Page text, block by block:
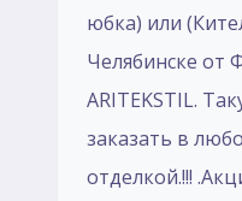
юбка) или
Челябинске от
ARITEKSTIL.
заказать в
отделкой.!!!